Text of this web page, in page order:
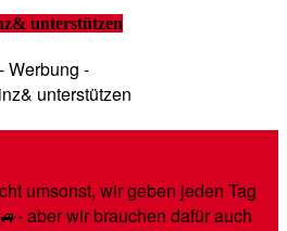
unterstützen
- Werbung -
umsonst, wir geben jeden Tag
aber wir brauchen dafür auch